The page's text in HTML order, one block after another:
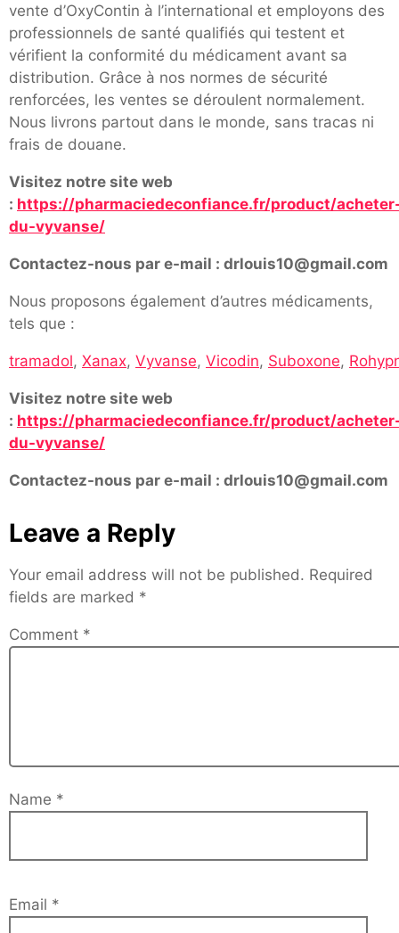
vente d’OxyContin à l’international et employons des
professionnels de santé qualifiés qui testent et
vérifient la conformité du médicament avant sa
distribution. Grâce à nos normes de sécurité
renforcées, les ventes se déroulent normalement.
Nous livrons partout dans le monde, sans tracas ni
frais de douane.
Visitez notre site web
: https://pharmaciedeconfiance.fr/product/
du-vyvanse/
Contactez-nous par e-mail : drlouis10@gmail.com
Nous proposons également d’autres médicaments,
tels que :
tramadol, Xanax, Vyvanse, Vicodin, Suboxone,
Visitez notre site web
: https://pharmaciedeconfiance.fr/product/
du-vyvanse/
Contactez-nous par e-mail : drlouis10@gmail.com
Leave a Reply
Your email address will not be published. Required
fields are marked *
Comment *
Name *
Email *